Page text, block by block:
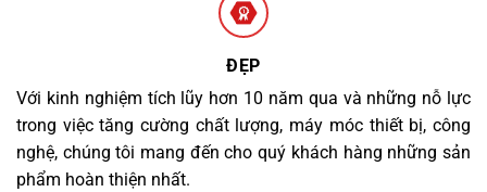
ĐẸP
Với kinh nghiệm tích lũy hơn 10 năm qua và những nỗ lực
trong việc tăng cường chất lượng, máy móc thiết bị, công
nghệ, chúng tôi mang đến cho quý khách hàng những sản
phẩm hoàn thiện nhất.